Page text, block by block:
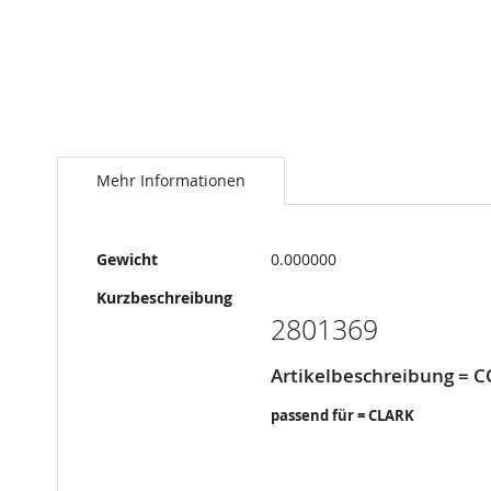
zum
AnfangMehr Informationen
Mehr
Informationen
Gewicht
0.000000
Kurzbeschreibung
2801369
Artikelbeschreibung =
passend für = CLARK